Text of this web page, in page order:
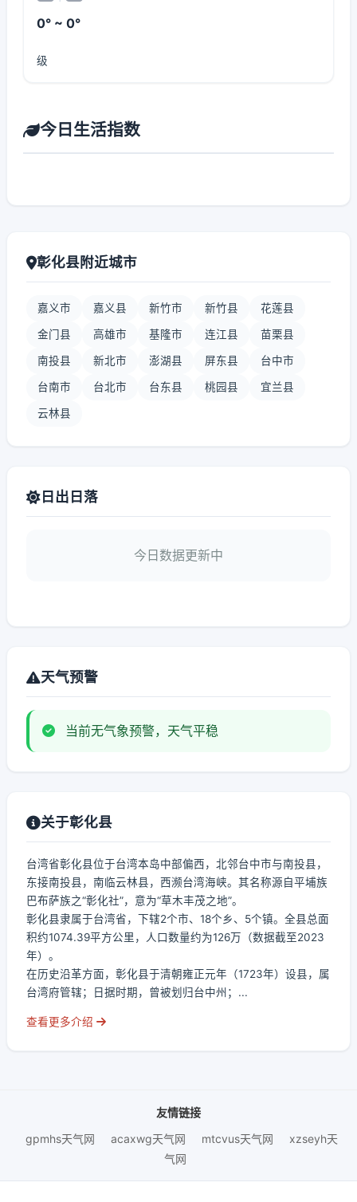
0° ~ 0°
级
今日生活指数
彰化县附近城市
嘉义市 嘉义县 新竹市 新竹县 花莲县
金门县 高雄市 基隆市 连江县 苗栗县
南投县 新北市 澎湖县 屏东县 台中市
台南市 台北市 台东县 桃园县 宜兰县
云林县
日出日落
今日数据更新中
天气预警
当前无气象预警，天气平稳
关于彰化县
台湾省彰化县位于台湾本岛中部偏西，北邻台中市与南投县，
东接南投县，南临云林县，西濒台湾海峡。其名称源自平埔族
巴布萨族之“彰化社”，意为“草木丰茂之地”。
彰化县隶属于台湾省，下辖2个市、18个乡、5个镇。全县总面
积约1074.39平方公里，人口数量约为126万（数据截至2023
年）。
在历史沿革方面，彰化县于清朝雍正元年（1723年）设县，属
台湾府管辖；日据时期，曾被划归台中州；...
查看更多介绍
友情链接
gpmhs天气网
acaxwg天气网 mtcvus天气网
xzseyh天
气网